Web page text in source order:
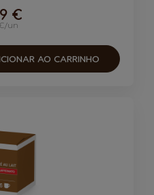
un
€
AO CARRINHO